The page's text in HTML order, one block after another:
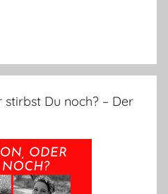
stirbst Du noch? – Der